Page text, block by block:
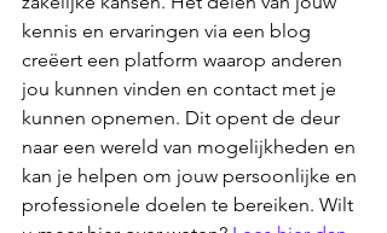
kennis en ervaringen via een blog
creëert een platform waarop anderen
jou kunnen vinden en contact met je
kunnen opnemen. Dit opent de deur
naar een wereld van mogelijkheden en
kan je helpen om jouw persoonlijke en
professionele doelen te bereiken. Wilt